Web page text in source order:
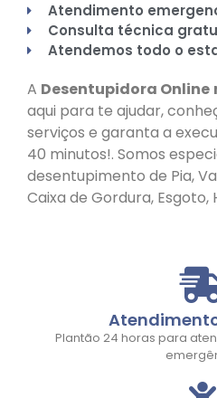
Atendimento
Consulta técnica
Atendemos todo o
A Desentupidora Online
aqui para te ajudar,
serviços e garanta a
40 minutos!. Somos
desentupimento de Pia,
Caixa de Gordura,
Plantão 24 horas para